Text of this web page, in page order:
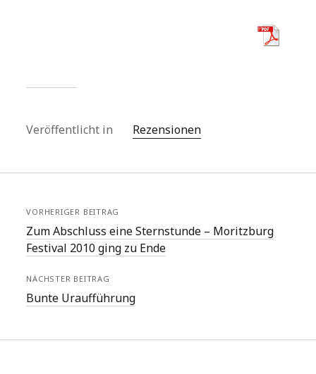
Veröffentlicht in Rezensionen
VORHERIGER BEITRAG
Zum Abschluss eine Sternstunde – Moritzburg
Festival 2010 ging zu Ende
NÄCHSTER BEITRAG
Bunte Uraufführung